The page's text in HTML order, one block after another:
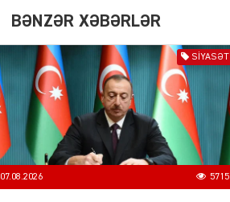
BƏNZƏR XƏBƏRLƏR
SIYASƏT
07.08.2026 5715